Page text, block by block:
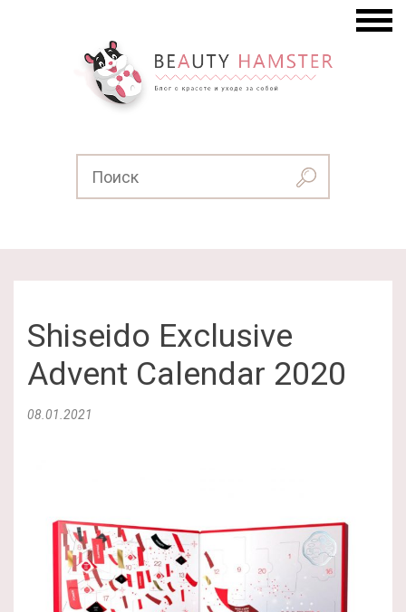
Shiseido Exclusive
Advent Calendar 2020
08.01.2021